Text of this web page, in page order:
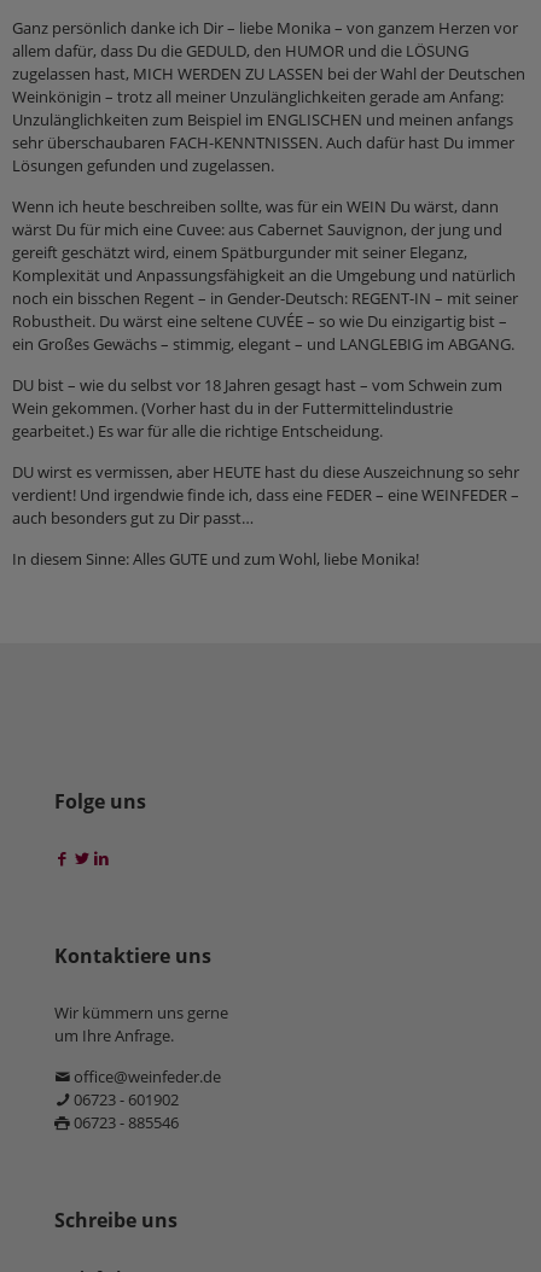
Ganz persönlich danke ich Dir – liebe Monika – von ganzem Herzen vor
allem dafür, dass Du die GEDULD, den HUMOR und die LÖSUNG
zugelassen hast, MICH WERDEN ZU LASSEN bei der Wahl der Deutschen
Weinkönigin – trotz all meiner Unzulänglichkeiten gerade am Anfang:
Unzulänglichkeiten zum Beispiel im ENGLISCHEN und meinen anfangs
sehr überschaubaren FACH-KENNTNISSEN. Auch dafür hast Du immer
Lösungen gefunden und zugelassen.
Wenn ich heute beschreiben sollte, was für ein WEIN Du wärst, dann
wärst Du für mich eine Cuvee: aus Cabernet Sauvignon, der jung und
gereift geschätzt wird, einem Spätburgunder mit seiner Eleganz,
Komplexität und Anpassungsfähigkeit an die Umgebung und natürlich
noch ein bisschen Regent – in Gender-Deutsch: REGENT-IN – mit seiner
Robustheit. Du wärst eine seltene CUVÉE – so wie Du einzigartig bist –
ein Großes Gewächs – stimmig, elegant – und LANGLEBIG im ABGANG.
DU bist – wie du selbst vor 18 Jahren gesagt hast – vom Schwein zum
Wein gekommen. (Vorher hast du in der Futtermittelindustrie
gearbeitet.) Es war für alle die richtige Entscheidung.
DU wirst es vermissen, aber HEUTE hast du diese Auszeichnung so sehr
verdient! Und irgendwie finde ich, dass eine FEDER – eine WEINFEDER –
auch besonders gut zu Dir passt…
In diesem Sinne: Alles GUTE und zum Wohl, liebe Monika!
Folge uns
Kontaktiere uns
Wir kümmern uns gerne
um Ihre Anfrage.
office@weinfeder.de
06723 - 601902
06723 - 885546
Schreibe uns